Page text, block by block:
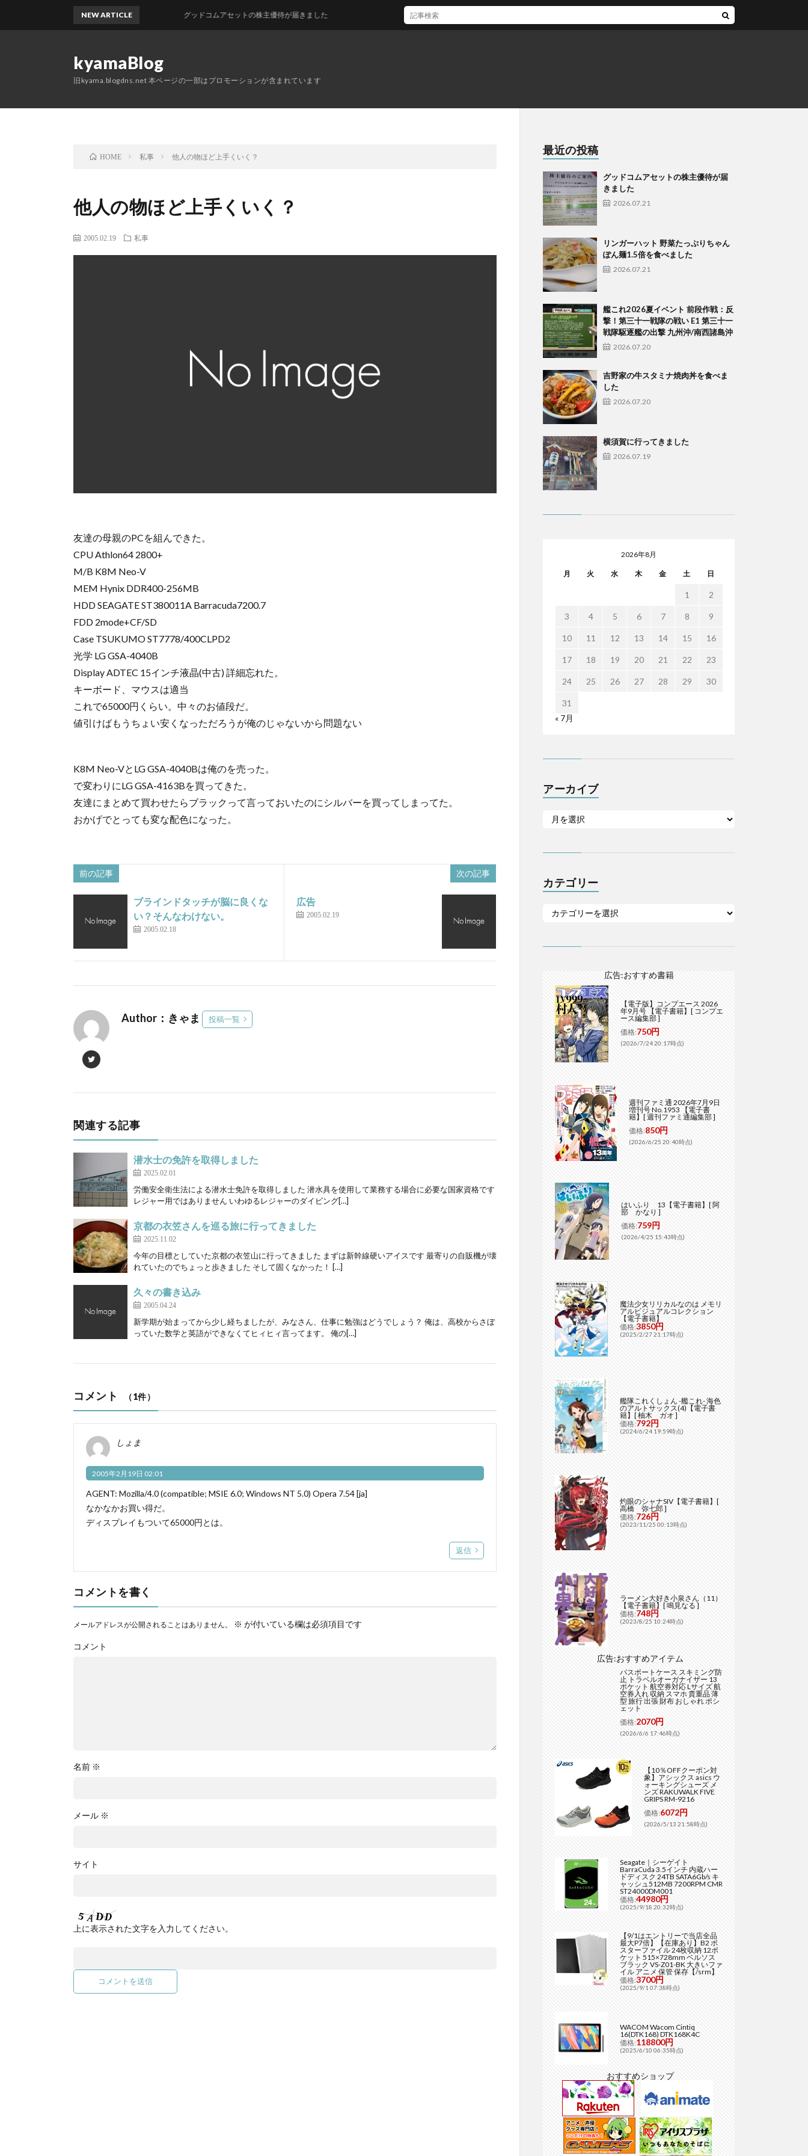
kyamaBlog
旧kyama.blogdns.net 本ページの一部はプロモーションが含まれています
NEW ARTICLE グッドコムアセットの株主優待が届きました
HOME 私事 他人の物ほど上手くいく？
他人の物ほど上手くいく？
2005.02.19 私事
友達の母親のPCを組んできた。
CPU Athlon64 2800+
M/B K8M Neo-V
MEM Hynix DDR400-256MB
HDD SEAGATE ST380011A Barracuda7200.7
FDD 2mode+CF/SD
Case TSUKUMO ST7778/400CLPD2
光学 LG GSA-4040B
Display ADTEC 15インチ液晶(中古) 詳細忘れた。
キーボード、マウスは適当
これで65000円くらい。中々のお値段だ。
値引けばもうちょい安くなっただろうが俺のじゃないから問題ない
K8M Neo-VとLG GSA-4040Bは俺のを売った。
で変わりにLG GSA-4163Bを買ってきた。
友達にまとめて買わせたらブラックって言っておいたのにシルバーを買ってしまってた。
おかげでとっても変な配色になった。
前の記事
ブラインドタッチが脳に良くな
い？そんなわけない。
2005.02.18
次の記事
広告
2005.02.19
Author：きゃま 投稿一覧
関連する記事
潜水士の免許を取得しました
2025.02.01
労働安全衛生法による潜水士免許を取得しました 潜水具を使用して業務する場合に必要な国家資格です
レジャー用ではありません いわゆるレジャーのダイビング[…]
京都の衣笠さんを巡る旅に行ってきました
2025.11.02
今年の目標としていた京都の衣笠山に行ってきました まずは新幹線硬いアイスです 最寄りの自販機が壊
れていたのでちょっと歩きました そして固くなかった！ […]
久々の書き込み
2005.04.24
新学期が始まってから少し経ちましたが、みなさん、仕事に勉強はどうでしょう？ 俺は、高校からさぼ
っていた数学と英語ができなくてヒィヒィ言ってます。 俺の[…]
コメント （1件）
しょま
2005年2月19日 02:01
AGENT: Mozilla/4.0 (compatible; MSIE 6.0; Windows NT 5.0) Opera 7.54 [ja]
なかなかお買い得だ。
ディスプレイもついて65000円とは。
返信
コメントを書く
メールアドレスが公開されることはありません。 ※ が付いている欄は必須項目です
コメント
名前 ※
メール ※
サイト
上に表示された文字を入力してください。
最近の投稿
グッドコムアセットの株主優待が届
きました
2026.07.21
リンガーハット 野菜たっぷりちゃん
ぽん麺1.5倍を食べました
2026.07.21
艦これ2026夏イベント 前段作戦：反
撃！第三十一戦隊の戦い E1 第三十一
戦隊駆逐艦の出撃 九州沖/南西諸島沖
2026.07.20
吉野家の牛スタミナ焼肉丼を食べま
した
2026.07.20
横須賀に行ってきました
2026.07.19
2026年8月
月 火 水 木 金 土 日
1 2
3 4 5 6 7 8 9
10 11 12 13 14 15 16
17 18 19 20 21 22 23
24 25 26 27 28 29 30
31
« 7月
アーカイブ
カテゴリー
広告:おすすめ書籍
【電子版】コンプエース 2026
年9月号 【電子書籍】[ コンプエ
ース編集部 ]
価格:750円
(2026/7/24 20:17時点)
週刊ファミ通 2026年7月9日
増刊号 No.1953 【電子書
籍】[ 週刊ファミ通編集部 ]
価格:850円
(2026/6/25 20:40時点)
はいふり 13【電子書籍】[ 阿
部 かなり ]
価格:759円
(2026/4/25 15:43時点)
魔法少女リリカルなのは メモリ
アルビジュアルコレクション
【電子書籍】
価格:3850円
(2025/2/27 21:17時点)
艦隊これくしょん -艦これ- 海色
のアルトサックス(4)【電子書
籍】[ 柚木 ガオ ]
価格:792円
(2024/6/24 19:59時点)
灼眼のシャナSIV【電子書籍】[
高橋 弥七郎 ]
価格:726円
(2023/11/25 00:13時点)
ラーメン大好き小泉さん（11）
【電子書籍】[ 鳴見なる ]
価格:748円
(2023/8/25 10:24時点)
広告:おすすめアイテム
パスポートケース スキミング防
止 トラベルオーガナイザー 13
ポケット 航空券対応 Lサイズ 航
空券入れ 収納 スマホ 貴重品 薄
型 旅行 出張 財布 おしゃれ ポシ
ェット
価格:2070円
(2026/6/6 17:46時点)
【10％OFFクーポン対
象】アシックス asics ウ
ォーキングシューズ メ
ンズ RAKUWALK FIVE
GRIPS RM-9216
価格:6072円
(2026/5/13 21:58時点)
Seagate｜シーゲイト
BarraCuda 3.5インチ 内蔵ハー
ドディスク 24TB SATA6Gb/s キ
ャッシュ512MB 7200RPM CMR
ST24000DM001
価格:44980円
(2025/9/18 20:32時点)
【9/1はエントリーで当店全品
最大P7倍】【在庫あり】B2 ポ
スターファイル 24枚収納 12ポ
ケット 515×728mm ベルソス
ブラック VS-Z01-BK 大きいファ
イル アニメ 保管 保存【/srm】
価格:3700円
(2025/9/1 07:38時点)
WACOM Wacom Cintiq
16(DTK168) DTK168K4C
価格:118800円
(2025/6/10 06:35時点)
おすすめショップ